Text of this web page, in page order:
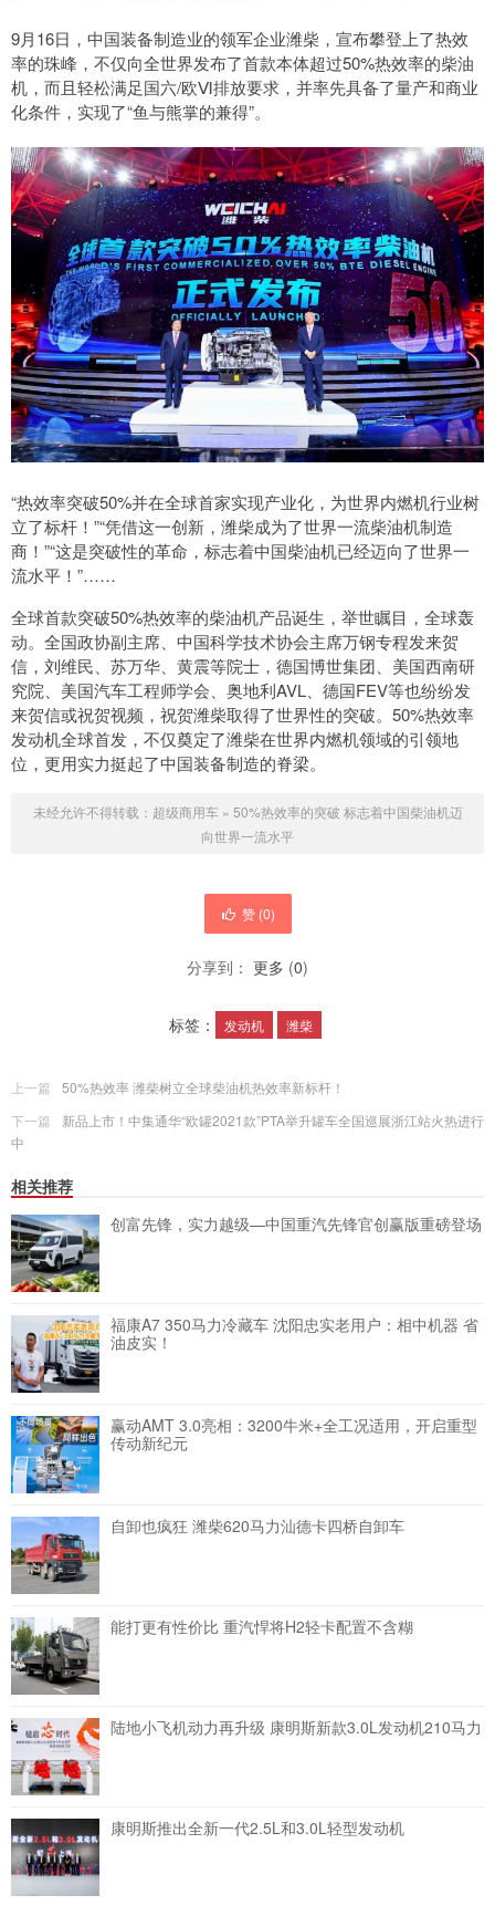
9月16日，中国装备制造业的领军企业潍柴，宣布攀登上了热效
率的珠峰，不仅向全世界发布了首款本体超过50%热效率的柴油
机，而且轻松满足国六/欧Ⅵ排放要求，并率先具备了量产和商业
化条件，实现了“鱼与熊掌的兼得”。
“热效率突破50%并在全球首家实现产业化，为世界内燃机行业树
立了标杆！”“凭借这一创新，潍柴成为了世界一流柴油机制造
商！”“这是突破性的革命，标志着中国柴油机已经迈向了世界一
流水平！”……
全球首款突破50%热效率的柴油机产品诞生，举世瞩目，全球轰
动。全国政协副主席、中国科学技术协会主席万钢专程发来贺
信，刘维民、苏万华、黄震等院士，德国博世集团、美国西南研
究院、美国汽车工程师学会、奥地利AVL、德国FEV等也纷纷发
来贺信或祝贺视频，祝贺潍柴取得了世界性的突破。50%热效率
发动机全球首发，不仅奠定了潍柴在世界内燃机领域的引领地
位，更用实力挺起了中国装备制造的脊梁。
未经允许不得转载： 超级商用车» 50%热效率的突破 标志着中国柴油机迈
向世界一流水平
赞 (0)
分享到： 更多 (0)
标签： 发动机 潍柴
上一篇
50%热效率 潍柴树立全球柴油机热效率新标杆！
下一篇
新品上市！中集通华“欧罐2021款”PTA举升罐车全国巡展浙江站火热进行
中
相关推荐
创富先锋，实力越级—中国重汽先锋官创赢版重磅登场
福康A7 350马力冷藏车 沈阳忠实老用户：相中机器 省
油皮实！
赢动AMT 3.0亮相：3200牛米+全工况适用，开启重型
传动新纪元
自卸也疯狂 潍柴620马力汕德卡四桥自卸车
能打更有性价比 重汽悍将H2轻卡配置不含糊
陆地小飞机动力再升级 康明斯新款3.0L发动机210马力
康明斯推出全新一代2.5L和3.0L轻型发动机